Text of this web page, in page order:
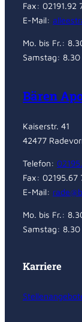
Fax: 02191.92
E-Mail:
Mo. bis Fr.:
Samstag:
Bären
Kaiserstr. 41
42477
Telefon:
Fax: 02195.67
E-Mail:
Mo. bis Fr.:
Samstag:
Karriere